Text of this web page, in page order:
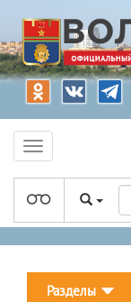
Разделы